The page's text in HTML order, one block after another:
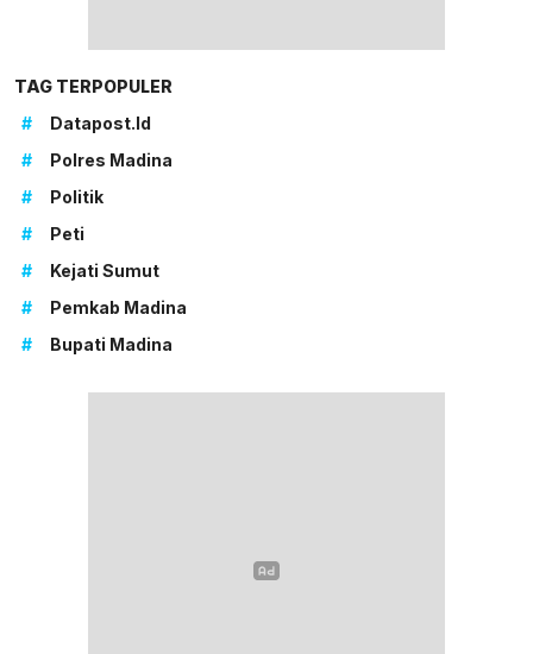
TAG TERPOPULER
#
Datapost.id
#
Polres Madina
#
Politik
#
Peti
#
Kejati Sumut
#
Pemkab Madina
#
Bupati Madina